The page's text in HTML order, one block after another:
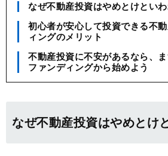
なぜ不動産投資はやめとけとい
初心者が安心して投資できる不
ィングのメリット
不動産投資に不安があるなら、
ファンディングから始めよう
なぜ不動産投資はやめとけ